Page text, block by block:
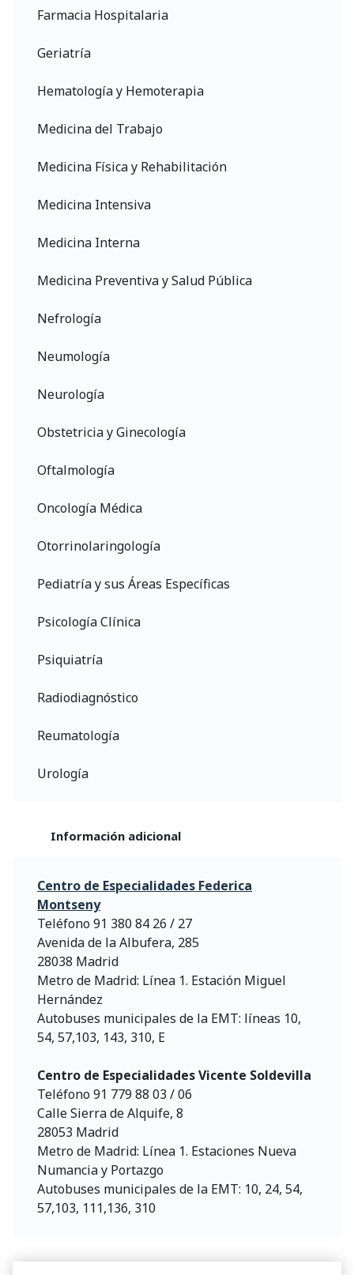
Farmacia Hospitalaria
Geriatría
Hematología y Hemoterapia
Medicina del Trabajo
Medicina Física y Rehabilitación
Medicina Intensiva
Medicina Interna
Medicina Preventiva y Salud Pública
Nefrología
Neumología
Neurología
Obstetricia y Ginecología
Oftalmología
Oncología Médica
Otorrinolaringología
Pediatría y sus Áreas Específicas
Psicología Clínica
Psiquiatría
Radiodiagnóstico
Reumatología
Urología
Información adicional
Centro de Especialidades Federica
Montseny
Teléfono 91 380 84 26 / 27
Avenida de la Albufera, 285
28038 Madrid
Metro de Madrid: Línea 1. Estación Miguel
Hernández
Autobuses municipales de la EMT: líneas 10,
54, 57,103, 143, 310, E
Centro de Especialidades Vicente Soldevilla
Teléfono 91 779 88 03 / 06
Calle Sierra de Alquife, 8
28053 Madrid
Metro de Madrid: Línea 1. Estaciones Nueva
Numancia y Portazgo
Autobuses municipales de la EMT: 10, 24, 54,
57,103, 111,136, 310